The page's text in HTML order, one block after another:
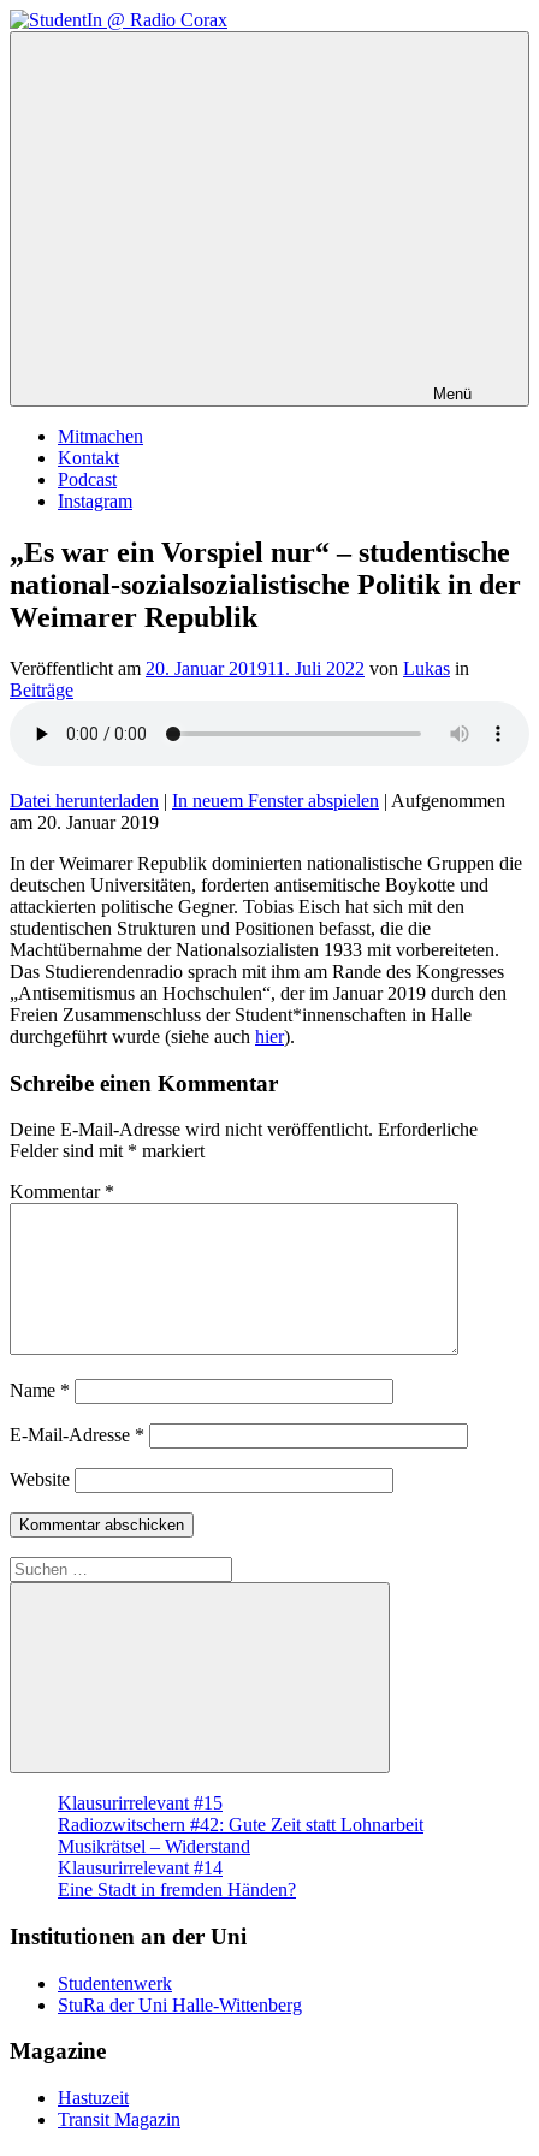
Zum
Inhalt
Menü
Mitmachen
Kontakt
Podcast
Instagram
„Es war ein Vorspiel nur“ – studentische
national-sozialsozialistische Politik in der
Weimarer Republik
Veröffentlicht am 20. Januar 201911. Juli 2022 von Lukas in
Beiträge
Datei herunterladen | In neuem Fenster abspielen | Aufgenommen
am 20. Januar 2019
In der Weimarer Republik dominierten nationalistische Gruppen die
deutschen Universitäten, forderten antisemitische Boykotte und
attackierten politische Gegner. Tobias Eisch hat sich mit den
studentischen Strukturen und Positionen befasst, die die
Machtübernahme der Nationalsozialisten 1933 mit vorbereiteten.
Das Studierendenradio sprach mit ihm am Rande des Kongresses
„Antisemitismus an Hochschulen“, der im Januar 2019 durch den
Freien Zusammenschluss der Student*innenschaften in Halle
durchgeführt wurde (siehe auch hier).
Schreibe einen Kommentar
Deine E-Mail-Adresse wird nicht veröffentlicht. Erforderliche
Felder sind mit * markiert
Kommentar *
Name *
E-Mail-Adresse *
Website
Suche
nach:
Suchen
Klausurirrelevant #15
Radiozwitschern #42: Gute Zeit statt Lohnarbeit
Musikrätsel – Widerstand
Klausurirrelevant #14
Eine Stadt in fremden Händen?
Institutionen an der Uni
Studentenwerk
StuRa der Uni Halle-Wittenberg
Magazine
Hastuzeit
Transit Magazin